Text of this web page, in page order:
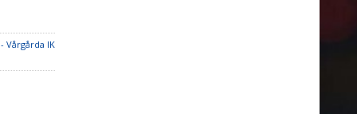
Vårgårda IK